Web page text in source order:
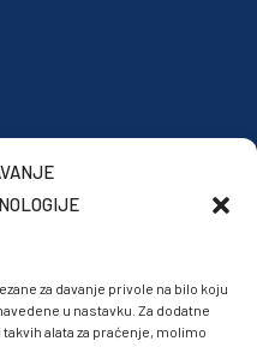
za davanje privole na bilo koju
u nastavku. Za dodatne
alata za praćenje, molimo